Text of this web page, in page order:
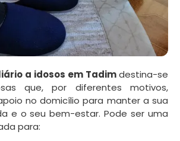
a idosos em Tadimdestina-se
que, por diferentes motivos,
no domicílio para manter a sua
e o seu bem-estar. Pode ser uma
para: